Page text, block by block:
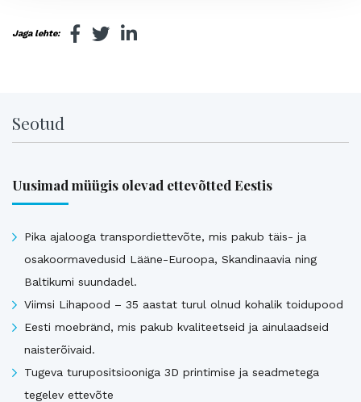
Jaga lehte:
Seotud
Uusimad müügis olevad ettevõtted Eestis
Pika ajalooga transpordiettevõte, mis pakub täis- ja
osakoormavedusid Lääne-Euroopa, Skandinaavia ning
Baltikumi suundadel.
Viimsi Lihapood – 35 aastat turul olnud kohalik toidupood
Eesti moebränd, mis pakub kvaliteetseid ja ainulaadseid
naisterõivaid.
Tugeva turupositsiooniga 3D printimise ja seadmetega
tegelev ettevõte